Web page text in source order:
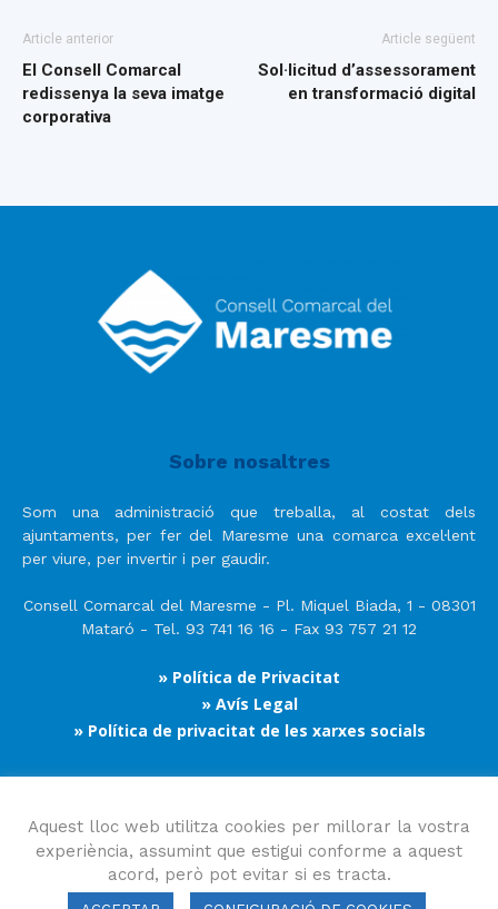
Article anterior
El Consell Comarcal
redissenya la seva imatge
corporativa
Article següent
Sol·licitud d’assessorament
en transformació digital
Sobre nosaltres
Som una administració que treballa, al costat dels
ajuntaments, per fer del Maresme una comarca excel·lent
per viure, per invertir i per gaudir.
Consell Comarcal del Maresme - Pl. Miquel Biada, 1 - 08301
Mataró - Tel. 93 741 16 16 - Fax 93 757 21 12
» Política de Privacitat
» Avís Legal
» Política de privacitat de les xarxes socials
Segueix-nos
Aquest lloc web utilitza cookies per millorar la vostra
experiència, assumint que estigui conforme a aquest
acord, però pot evitar si es tracta.